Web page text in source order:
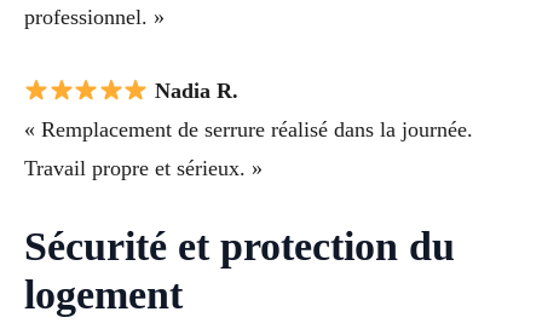
professionnel. »
Nadia R.
« Remplacement de serrure réalisé dans la journée.
Travail propre et sérieux. »
Sécurité et protection du
logement